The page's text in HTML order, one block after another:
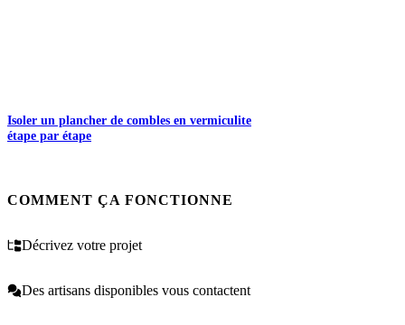
Isoler un plancher de combles en vermiculite
étape par étape
COMMENT ÇA FONCTIONNE
Décrivez votre projet
Des artisans disponibles vous contactent